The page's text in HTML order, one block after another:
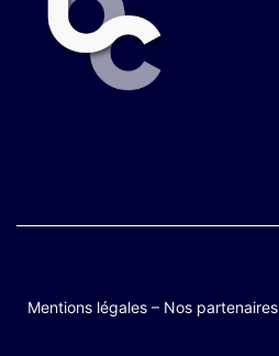
Mentions légales – Nos partenaires